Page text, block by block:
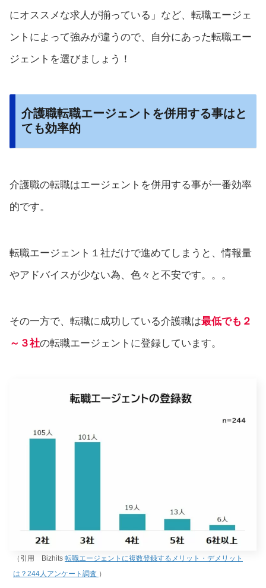
にオススメな求人が揃っている」など、転職エージェ
ントによって強みが違うので、自分にあった転職エー
ジェントを選びましょう！
介護職転職エージェントを併用する事はと
ても効率的
介護職の転職はエージェントを併用する事が一番効率
的です。
転職エージェント１社だけで進めてしまうと、情報量
やアドバイスが少ない為、色々と不安です。。。
その一方で、転職に成功している介護職は最低でも２
～３社の転職エージェントに登録しています。
（引用 Bizhits 転職エージェントに複数登録するメリット・デメリット
は？244人アンケート調査 ）